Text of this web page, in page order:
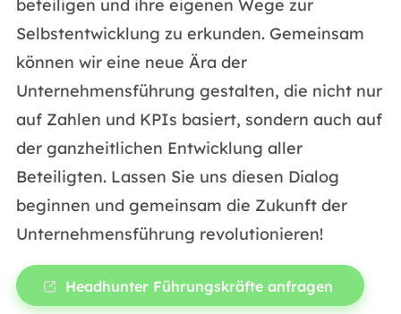
beteiligen und ihre eigenen Wege zur
Selbstentwicklung zu erkunden. Gemeinsam
können wir eine neue Ära der
Unternehmensführung gestalten, die nicht nur
auf Zahlen und KPIs basiert, sondern auch auf
der ganzheitlichen Entwicklung aller
Beteiligten. Lassen Sie uns diesen Dialog
beginnen und gemeinsam die Zukunft der
Unternehmensführung revolutionieren!
Headhunter Führungskräfte anfragen